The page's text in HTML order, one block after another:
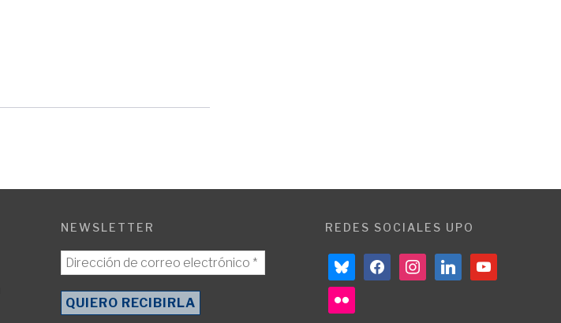
NEWSLETTER REDES SOCIALES UPO
blueskyfacebookinstagramlinkedin youtube
flickr